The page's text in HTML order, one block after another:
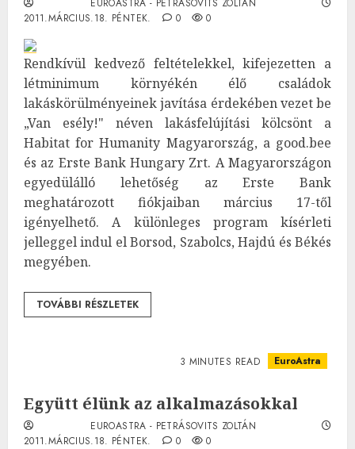
EUROASTRA - PETRÁSOVITS ZOLTÁN
2011.MÁRCIUS.18. PÉNTEK.
0 0
Rendkívül kedvező feltételekkel, kifejezetten a
létminimum környékén élő családok
lakáskörülményeinek javítása érdekében vezet be
„Van esély!" néven lakásfelújítási kölcsönt a
Habitat for Humanity Magyarország, a good.bee
és az Erste Bank Hungary Zrt. A Magyarországon
egyedülálló lehetőség az Erste Bank
meghatározott fiókjaiban március 17-től
igényelhető. A különleges program kísérleti
jelleggel indul el Borsod, Szabolcs, Hajdú és Békés
megyében.
TOVÁBBI RÉSZLETEK
3 MINUTES READ EuroAstra
Együtt élünk az alkalmazásokkal
EUROASTRA - PETRÁSOVITS ZOLTÁN
2011.MÁRCIUS.18. PÉNTEK.
0 0